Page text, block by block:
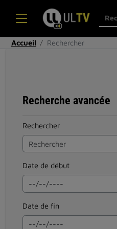
Accueil Rechercher
Recherche avancée
Rechercher
Date de début
Date de fin